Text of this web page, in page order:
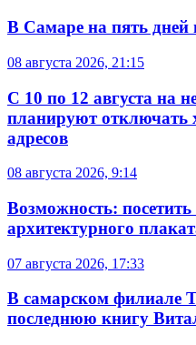
В Самаре на пять дней
08 августа 2026, 21:15
С 10 по 12 августа на
планируют отключать
адресов
08 августа 2026, 9:14
Возможность:
архитектурного
07 августа 2026, 17:33
В самарском филиале
последнюю книгу